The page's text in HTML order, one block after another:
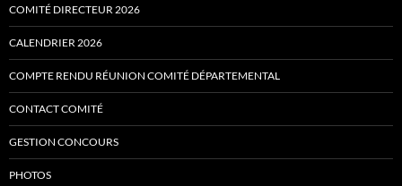
COMITÉ DIRECTEUR 2026
CALENDRIER 2026
COMPTE RENDU RÉUNION COMITÉ DÉPARTEMENTAL
CONTACT COMITÉ
GESTION CONCOURS
PHOTOS